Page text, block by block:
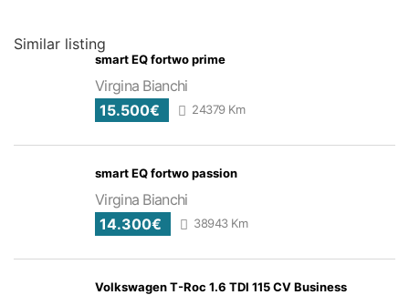
Similar listing
smart EQ fortwo prime
Virgina Bianchi
15.500€
24379 Km
smart EQ fortwo passion
Virgina Bianchi
14.300€
38943 Km
Volkswagen T-Roc 1.6 TDI 115 CV Business